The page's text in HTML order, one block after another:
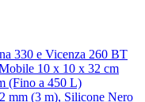
330 e Vicenza 260 BT
10 x 10 x 32 cm
(Fino a 450 L)
mm (3 m), Silicone Nero